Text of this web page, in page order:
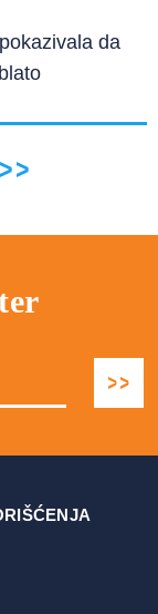
da